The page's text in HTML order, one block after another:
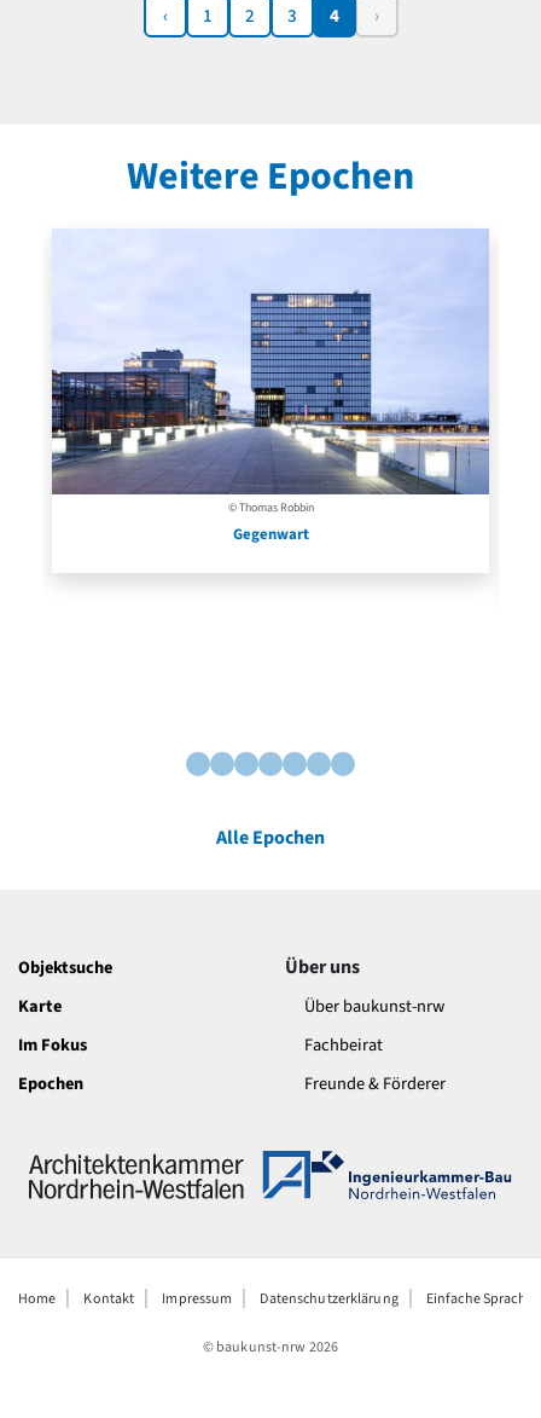
‹ 1 2 3 4 ›
Weitere Epochen
© Thomas Robbin
Gegenwart
Alle Epochen
Objektsuche
Karte
Im Fokus
Epochen
Über uns
Über baukunst-nrw
Fachbeirat
Freunde & Förderer
Home Kontakt Impressum Datenschutzerklärung Einfache Sprache
© baukunst-nrw2026